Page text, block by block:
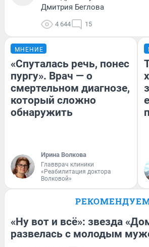
Дмитрия Беглова
4 644 15
МНЕНИЕ
«Спуталась речь, понес
пургу». Врач — о
смертельном диагнозе,
который сложно
обнаружить
Ирина Волкова
Главврач клиники
«Реабилитация доктора
Волковой»
«Ну вот и всё»: звезда
развелась с молодым